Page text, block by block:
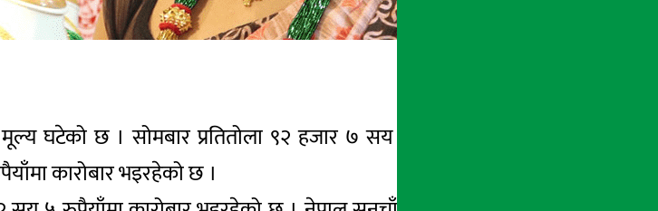
मूल्य घटेको छ । सोमबार प्रतितोला ९२ हजार ७ सय रुपैयाँमा कारोबार भइरहेको
कारोबार भइरहेको छ ।